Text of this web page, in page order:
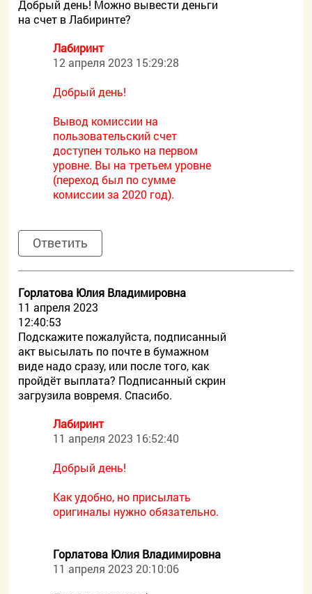
Добрый день! Можно вывести деньги
на счет в Лабиринте?
Лабиринт
12 апреля 2023 15:29:28
Добрый день!
Вывод комиссии на
пользовательский счет
доступен только на первом
уровне. Вы на третьем уровне
(переход был по сумме
комиссии за 2020 год).
Ответить
Горлатова Юлия Владимировна
11 апреля 2023
12:40:53
Подскажите пожалуйста, подписанный
акт высылать по почте в бумажном
виде надо сразу, или после того, как
пройдёт выплата? Подписанный скрин
загрузила вовремя. Спасибо.
Лабиринт
11 апреля 2023 16:52:40
Добрый день!
Как удобно, но присылать
оригиналы нужно обязательно.
Горлатова Юлия Владимировна
11 апреля 2023 20:10:06